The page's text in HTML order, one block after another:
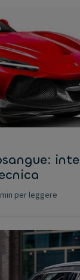
per leggere